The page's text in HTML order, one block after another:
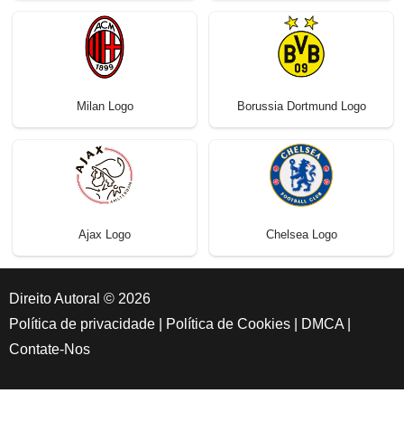
Milan Logo Borussia Dortmund Logo
Ajax Logo Chelsea Logo
Direito Autoral © 2026
Política de privacidade
Política de Cookies DMCA
Contate-Nos